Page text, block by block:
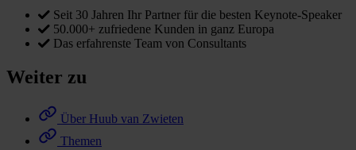
Seit 30 Jahren Ihr Partner für die besten Keynote-Speaker
50.000+ zufriedene Kunden in ganz Europa
Das erfahrenste Team von Consultants
Weiter zu
Über Huub van Zwieten
Themen